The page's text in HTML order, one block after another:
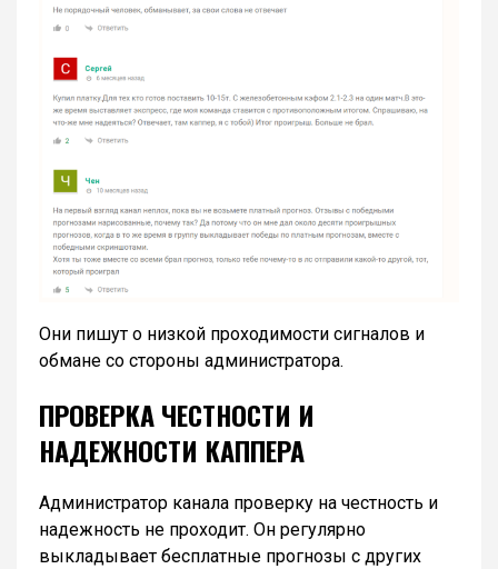
Они пишут о низкой проходимости сигналов и
обмане со стороны администратора.
ПРОВЕРКА ЧЕСТНОСТИ И
НАДЕЖНОСТИ КАППЕРА
Администратор канала проверку на честность и
надежность не проходит. Он регулярно
выкладывает бесплатные прогнозы с других